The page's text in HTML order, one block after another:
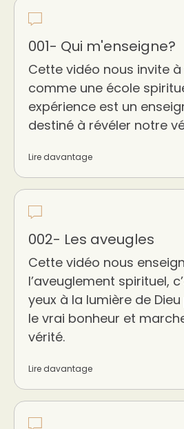
001- Qui m'enseigne?
Cette vidéo nous invite
comme une école
expérience est un
destiné à révéler notre
Lire davantage
002- Les aveugles
Cette vidéo nous
l’aveuglement spirituel,
yeux à la lumière de
le vrai bonheur et
vérité.
Lire davantage